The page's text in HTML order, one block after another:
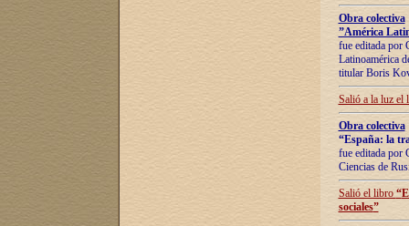
Obra colectiva
”América
fue editada por
Latinoamérica
titular Boris
Salió a la luz el
Obra colectiva
“España: la
fue editada por
Ciencias de
Salió el libro “
sociales”